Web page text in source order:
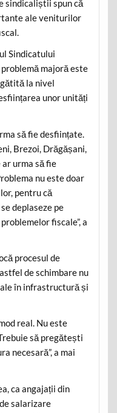
sindicaliștii spun că
ale veniturilor
Sindicatului
majoră este
la nivel
unor unități
să fie desființate.
Brezoi, Drăgășani,
urma să fie
nu este doar
pentru că
deplaseze pe
fiscale”, a
procesul de
de schimbare nu
în infrastructură și
real. Nu este
să pregătești
necesară”, a mai
ca angajații din
salarizare